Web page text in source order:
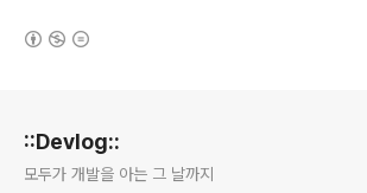
::Devlog::
모두가 개발을 아는 그 날까지